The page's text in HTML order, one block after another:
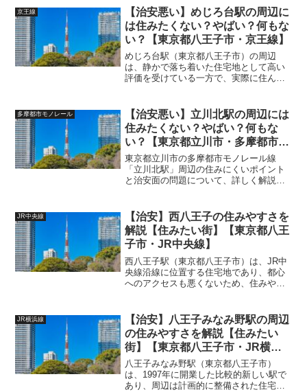
京王線
【治安悪い】めじろ台駅の周辺に
は住みたくない？やばい？何もな
い？【東京都八王子市・京王線】
めじろ台駅（東京都八王子市）の周辺
は、静かで落ち着いた住宅地として高い
評価を受けている一方で、実際に住んで
も大きな問題はありませんが、完全に無
視できるわけではありません...
多摩都市モノレール
【治安悪い】立川北駅の周辺には
住みたくない？やばい？何もな
い？【東京都立川市・多摩都市モ
ノレール】
東京都立川市の多摩都市モノレール線
「立川北駅」周辺の住みにくいポイント
と治安面の問題について、詳しく解説し
にくいポイント1....
JR中央線
【治安】西八王子の住みやすさを
解説【住みたい街】【東京都八王
子市・JR中央線】
西八王子駅（東京都八王子市）は、JR中
央線沿線に位置する住宅地であり、都心
へのアクセスも悪くないため、住みやす
ります。以下では、西八王子駅周辺にお
ける住みにくい要素や治...
JR横浜線
【治安】八王子みなみ野駅の周辺
の住みやすさを解説【住みたい
街】【東京都八王子市・JR横浜
線】【みなみ野シティ・八王子ニ
ュータウン】
八王子みなみ野駅（東京都八王子市）
は、1997年に開業した比較的新しい駅で
あり、周辺は計画的に整備された住宅都